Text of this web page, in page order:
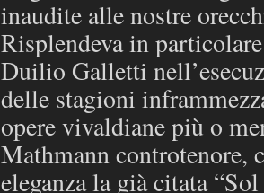
inaudite alle nostre
Risplendeva in
Duilio Galletti
delle stagioni
opere vivaldiane più o
Mathmann controtenore,
eleganza la già citata